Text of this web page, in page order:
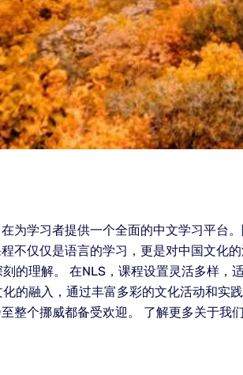
为学习者提供一个全面的中文学习平台
不仅仅是语言的学习，更是对中国文化
的理解。 在NLS，课程设置灵活多样，
的融入，通过丰富多彩的文化活动和实
整个挪威都备受欢迎。 了解更多关于我